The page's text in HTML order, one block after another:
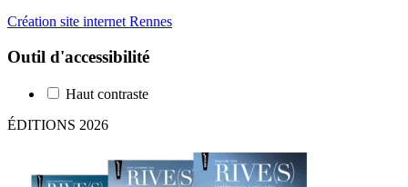
Création site internet Rennes
Outil d'accessibilité
Haut contraste
ÉDITIONS 2026